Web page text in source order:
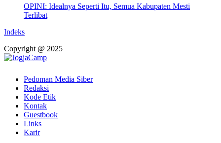
OPINI: Idealnya Seperti Itu, Semua Kabupaten Mesti
Terlibat
Indeks
Copyright @ 2025
Pedoman Media Siber
Redaksi
Kode Etik
Kontak
Guestbook
Links
Karir